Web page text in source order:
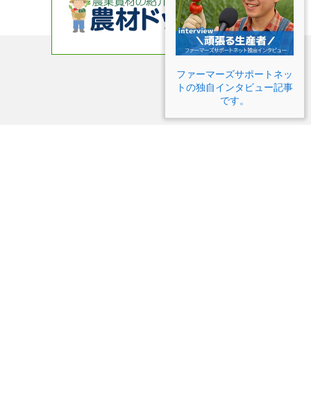
ファーマーズサポートネッ
トの独自インタビュー記事
です。